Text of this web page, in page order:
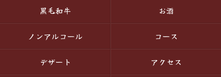
黒毛和牛 お酒
ノンアルコール コース
デザート アクセス